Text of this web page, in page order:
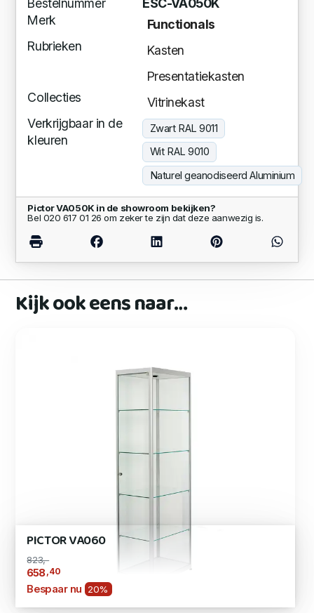
Bestelnummer
ESC-VA050K
Merk
Functionals
Rubrieken
Kasten
Presentatiekasten
Collecties
Vitrinekast
Verkrijgbaar in de
kleuren
Zwart RAL 9011
Wit RAL 9010
Naturel geanodiseerd Aluminium
Pictor VA050K in de showroom bekijken?
Bel 020 617 01 26 om zeker te zijn dat deze aanwezig is.
Kijk ook eens naar…
PICTOR VA060
823,-
658,40
Bespaar nu 20%